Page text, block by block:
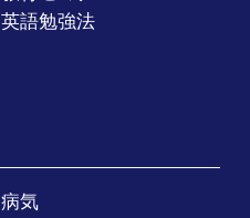
英語勉強法
病気